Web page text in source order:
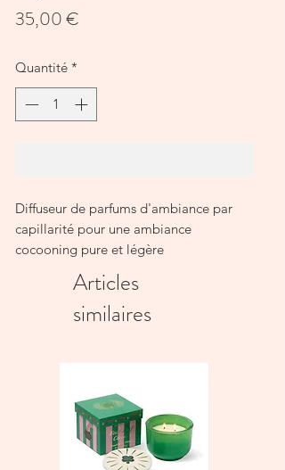
35,00 €
Quantité *
Diffuseur de parfums d'ambiance par
capillarité pour une ambiance
cocooning pure et légère
Mandarine Majorelle
Tiges et parfums rechargeables.
Tiges végétales 25 cm.
Articles
similaires